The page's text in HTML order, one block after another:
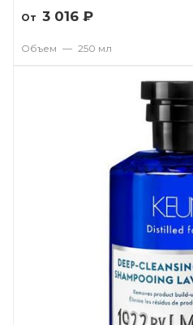
От 3 016 ₽
Объем — 250 мл